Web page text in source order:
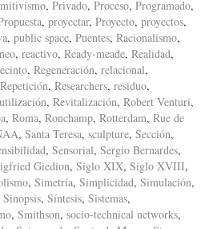
, Privado, Proceso, Programado,
, proyectar, Proyecto, proyectos,
, public space, Puentes, Racionalismo,
, reactivo, Ready-meade, Realidad,
, Regeneración, relacional,
Repetición, Researchers, residuo,
, Revitalización, Robert Venturi,
, Roma, Ronchamp, Rotterdam, Rue de
, Santa Teresa, sculpture, Sección,
, Sensorial, Sergio Bernardes,
Giedion, Siglo XIX, Siglo XVIII,
, Simetría, Simplicidad, Simulación,
Sinopsis, Síntesis, Sistemas,
, Smithson, socio-technical networks,